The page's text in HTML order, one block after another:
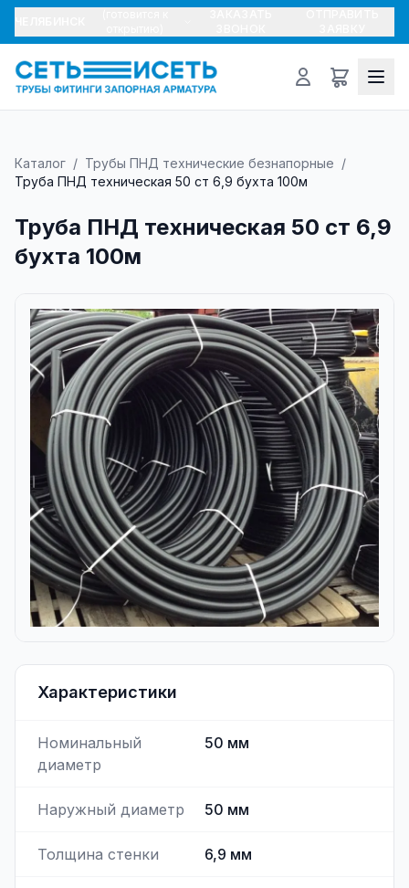
Каталог / Трубы ПНД технические безнапорные /
Труба ПНД техническая 50 ст 6,9 бухта 100м
Труба ПНД техническая 50 ст 6,9
бухта 100м
Характеристики
Номинальный
диаметр
50 мм
Наружный диаметр 50 мм
Толщина стенки 6,9 мм